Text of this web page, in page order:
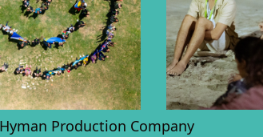
Production Company